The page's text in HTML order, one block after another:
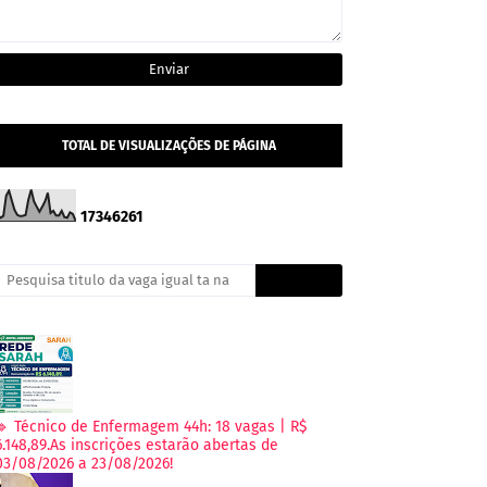
TOTAL DE VISUALIZAÇÕES DE PÁGINA
17346261
Técnico de Enfermagem 44h: 18 vagas | R$
inscrições estarão abertas de
08/2026 a 23/08/2026!